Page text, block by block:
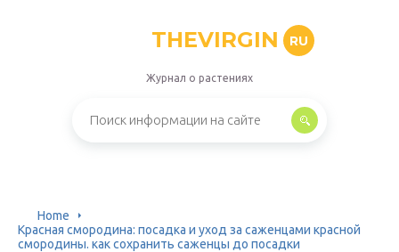
THEVIRGIN RU
Журнал о растениях
Home
Красная смородина: посадка и уход за саженцами красной
смородины. как сохранить саженцы до посадки